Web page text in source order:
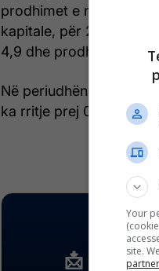
prodhimet e
kapitale, për 23,5 %,
4,9 dhe prodhimet
Në periudhën janar –
ka rritje prej 0,6 %./
Your
site.